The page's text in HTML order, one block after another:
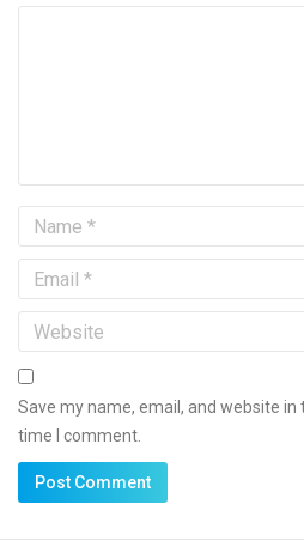
Save my name, email, and website
time I comment.